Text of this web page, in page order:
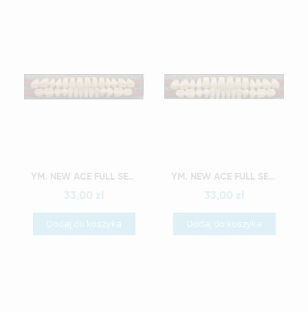
Szybki podgląd YM. NEW ACE FULL SET - AKRYLOWE ZĘBY SZTUCZNE - A2-O4
33,00 zł
Dodaj do koszyka
Szybki podgląd YM. NEW ACE FULL SET - AKRYLOWE ZĘBY SZTUCZNE - A2-O5
33,00 zł
Dodaj do koszyka